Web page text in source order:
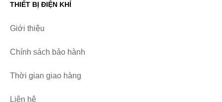
THIẾT BỊ ĐIỆN KHÍ
Giới thiệu
Chính sách bảo hành
Thời gian giao hàng
Liên hệ